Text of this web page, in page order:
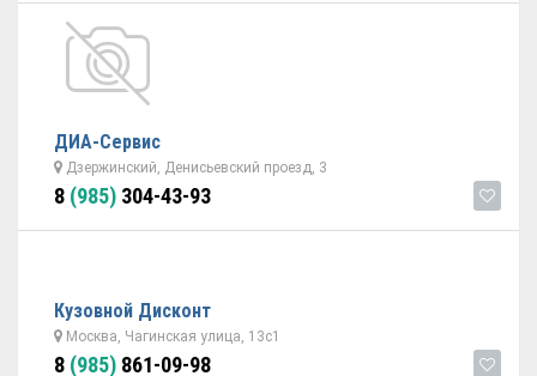
ДИА-Сервис
Дзержинский, Денисьевский проезд, 3
8 (985) 304-43-93
Кузовной Дисконт
Москва, Чагинская улица, 13с1
8 (985) 861-09-98